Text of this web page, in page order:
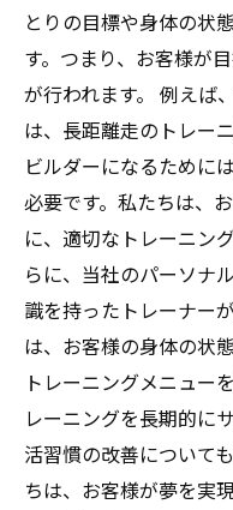
とりの目標や身体の状
す。つまり、お客様が
が行われます。 例えば
は、長距離走のトレー
ビルダーになるために
必要です。私たちは、
に、適切なトレーニン
らに、当社のパーソナ
識を持ったトレーナー
は、お客様の身体の状
トレーニングメニュー
レーニングを長期的に
活習慣の改善について
ちは、お客様が夢を実